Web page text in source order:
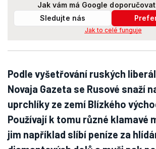
Jak vám má Google
Sledujte nás
Jak to celé funguje
Podle vyšetřování ruských
Novaja Gazeta se Rusové snaží
uprchlíky ze zemí Blízkého
Používají k tomu různé klamavé
jim například slíbí peníze za